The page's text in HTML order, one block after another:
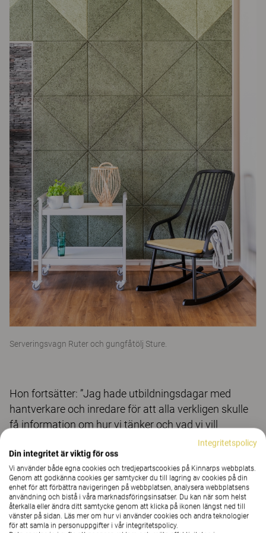
Serveringsvagn Ruter och gungfåtölj Sture.
Hon fortsätter: ”Jag hade utbildningsdagar med
hantverkare och inredare för att alla verkligen skulle
få information om hur vi tänker och vad vi vill
åstadkomma. Vi var också noga med att hela tiden
fånga upp synpunkter från personalen som skulle
jobba på Djupängen för att inte missa några viktiga
detaljer.” Karin Boström säger att Kinnarps var
oerhört lyhörda och verkligen förstod behoven. ”Det
märktes direkt att det finns en stor kompetens hos
Integritetspolicy
Din integritet är viktig för oss
Vi använder både egna cookies och tredjepartscookies på Kinnarps webbplats.
Genom att godkänna cookies ger samtycker du till lagring av cookies på din
enhet för att förbättra navigeringen på webbplatsen, analysera webbplatsens
användning och bistå i våra marknadsföringsinsatser. Du kan när som helst
återkalla eller ändra ditt samtycke genom att klicka på ikonen längst ned till
vänster på sidan. Läs mer om hur vi använder cookies och andra teknologier
för att samla in personuppgifter i vår integritetspolicy.